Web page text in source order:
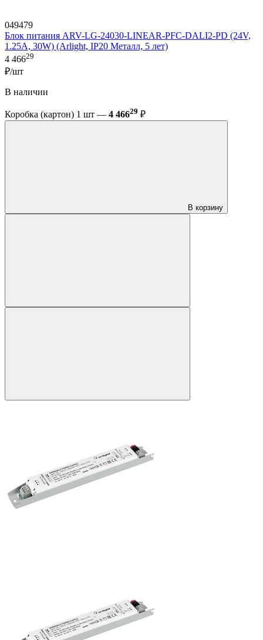
049479
Блок питания ARV-LG-24030-LINEAR-PFC-DALI2-PD (24V,
1.25A, 30W) (Arlight, IP20 Металл, 5 лет)
4 46629
₽/шт
В наличии
Коробка (картон) 1 шт — 4 46629 ₽
В корзину